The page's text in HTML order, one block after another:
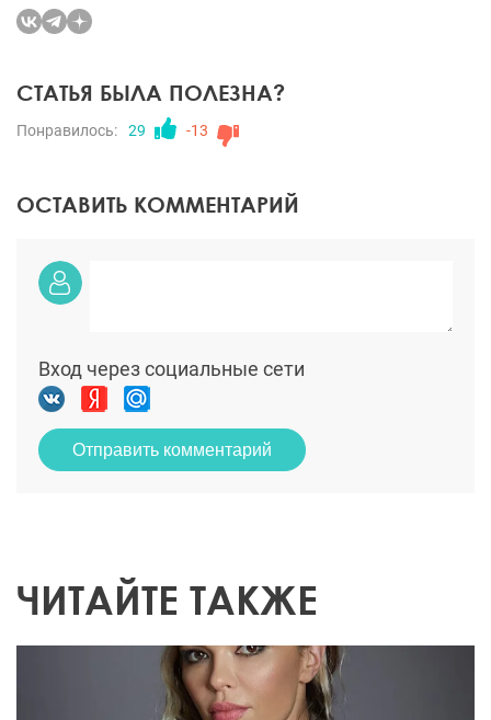
СТАТЬЯ БЫЛА ПОЛЕЗНА?
Понравилось: 29 -13
ОСТАВИТЬ КОММЕНТАРИЙ
Вход через социальные сети
Отправить комментарий
ЧИТАЙТЕ ТАКЖЕ